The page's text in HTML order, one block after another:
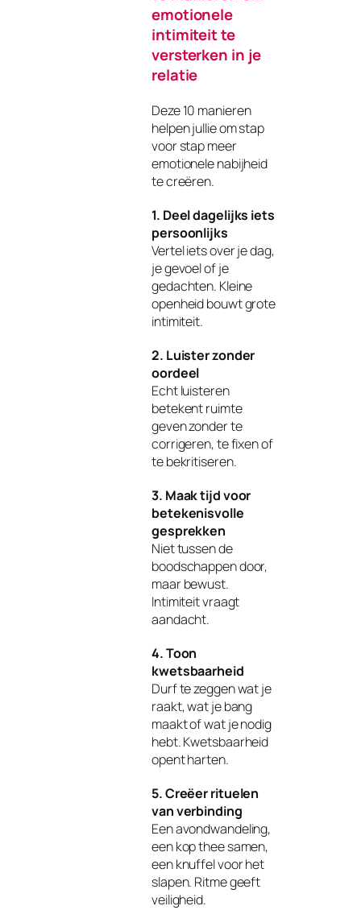
emotionele
intimiteit te
versterken in je
relatie
Deze 10 manieren
helpen jullie om stap
voor stap meer
emotionele nabijheid
te creëren.
1. Deel dagelijks iets
persoonlijks
Vertel iets over je dag,
je gevoel of je
gedachten. Kleine
openheid bouwt grote
intimiteit.
2. Luister zonder
oordeel
Echt luisteren
betekent ruimte
geven zonder te
corrigeren, te fixen of
te bekritiseren.
3. Maak tijd voor
betekenisvolle
gesprekken
Niet tussen de
boodschappen door,
maar bewust.
Intimiteit vraagt
aandacht.
4. Toon
kwetsbaarheid
Durf te zeggen wat je
raakt, wat je bang
maakt of wat je nodig
hebt. Kwetsbaarheid
opent harten.
5. Creëer rituelen
van verbinding
Een avondwandeling,
een kop thee samen,
een knuffel voor het
slapen. Ritme geeft
veiligheid.